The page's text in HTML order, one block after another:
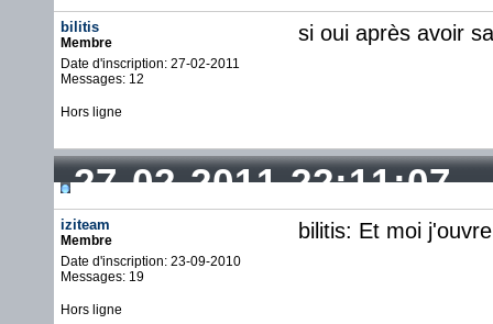
bilitis
Membre
Date d'inscription: 27-02-2011
Messages: 12
si oui après avoir
Hors ligne
27-02-2011 22:11:07
iziteam
Membre
Date d'inscription: 23-09-2010
Messages: 19
bilitis: Et moi
Hors ligne